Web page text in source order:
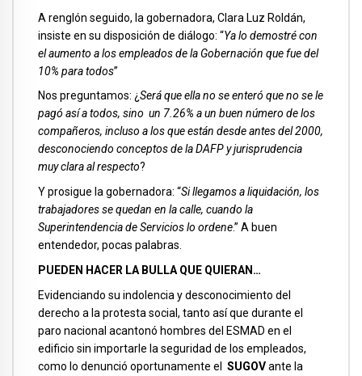
A renglón seguido, la gobernadora, Clara Luz Roldán,
insiste en su disposición de diálogo: “Ya lo demostré con
el aumento a los empleados de la Gobernación que fue del
10% para todos”
Nos preguntamos: ¿Será que ella no se enteró que no se le
pagó así a todos, sino un 7.26% a un buen número de los
compañeros, incluso a los que están desde antes del 2000,
desconociendo conceptos de la DAFP y jurisprudencia
muy clara al respecto?
Y prosigue la gobernadora: “Si llegamos a liquidación, los
trabajadores se quedan en la calle, cuando la
Superintendencia de Servicios lo ordene.” A buen
entendedor, pocas palabras.
PUEDEN HACER LA BULLA QUE QUIERAN…
Evidenciando su indolencia y desconocimiento del
derecho a la protesta social, tanto así que durante el
paro nacional acantonó hombres del ESMAD en el
edificio sin importarle la seguridad de los empleados,
como lo denunció oportunamente el SUGOVante la